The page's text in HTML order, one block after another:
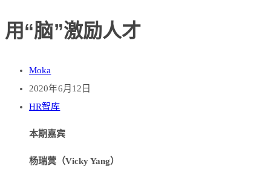
用“脑”激励人才
Moka
2020年6月12日
HR智库
本期嘉宾
杨瑞蓂（Vicky Yang）